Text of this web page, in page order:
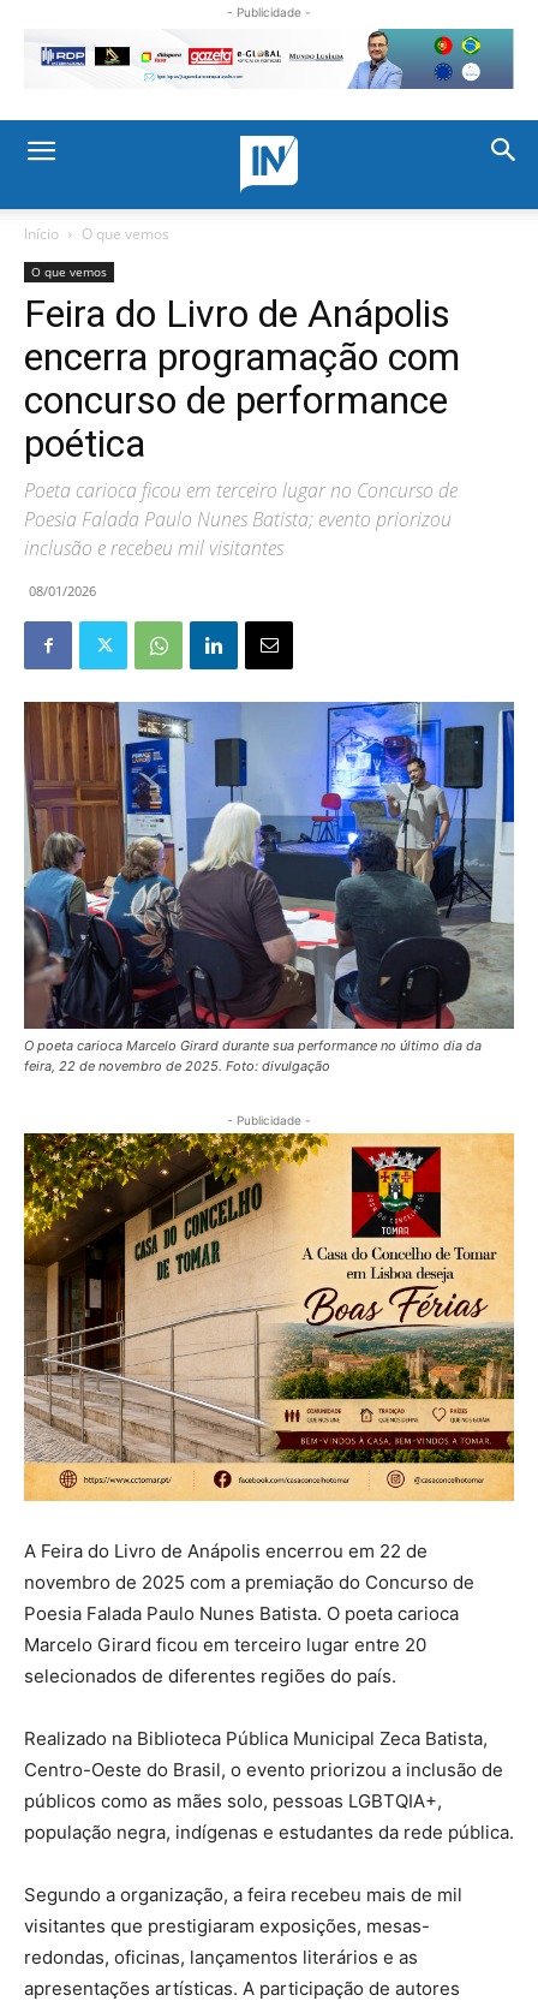
- Publicidade -
Início O que vemos
O que vemos
Feira do Livro de Anápolis
encerra programação com
concurso de performance
poética
Poeta carioca ficou em terceiro lugar no Concurso de
Poesia Falada Paulo Nunes Batista; evento priorizou
inclusão e recebeu mil visitantes
08/01/2026
O poeta carioca Marcelo Girard durante sua performance no último dia da
feira, 22 de novembro de 2025. Foto: divulgação
- Publicidade -
A Feira do Livro de Anápolis encerrou em 22 de
novembro de 2025 com a premiação do Concurso de
Poesia Falada Paulo Nunes Batista. O poeta carioca
Marcelo Girard ficou em terceiro lugar entre 20
selecionados de diferentes regiões do país.
Realizado na Biblioteca Pública Municipal Zeca Batista,
Centro-Oeste do Brasil, o evento priorizou a inclusão de
públicos como as mães solo, pessoas LGBTQIA+,
população negra, indígenas e estudantes da rede pública.
Segundo a organização, a feira recebeu mais de mil
visitantes que prestigiaram exposições, mesas-
redondas, oficinas, lançamentos literários e as
apresentações artísticas. A participação de autores